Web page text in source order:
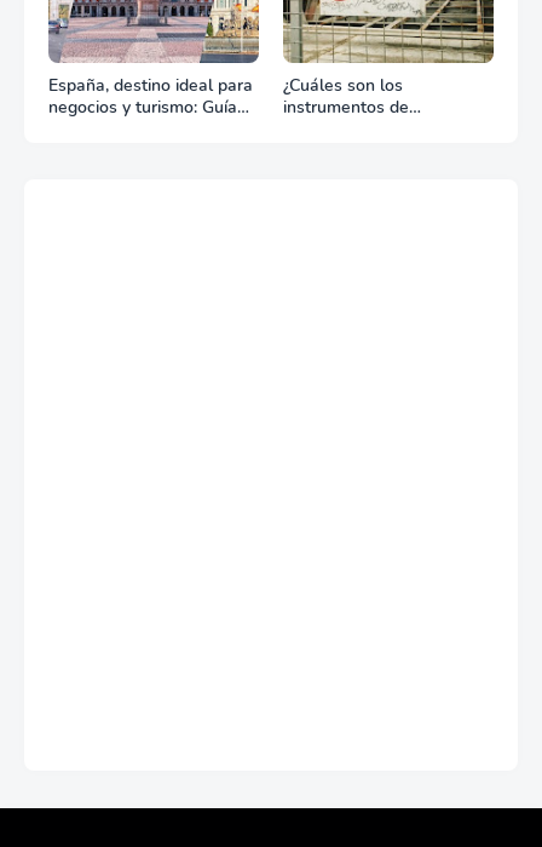
España, destino ideal para
negocios y turismo: Guía
¿Cuáles son los
instrumentos de